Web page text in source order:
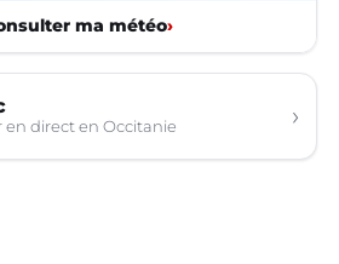
ma météo›
en direct en Occitanie ›